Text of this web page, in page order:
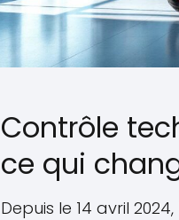
Contrôle
ce qui
Depuis le 14 avril